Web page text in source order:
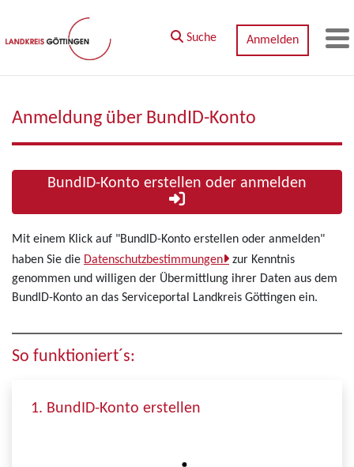
Zum Hauptinhalt springen
Suche
Anmelden
Anmeldung über BundID-Konto
Mit einem Klick auf "BundID-Konto erstellen oder anmelden"
haben Sie die Datenschutzbestimmungen
zur Kenntnis
genommen und willigen der Übermittlung ihrer Daten aus dem
BundID-Konto an das Serviceportal Landkreis Göttingen ein.
So funktioniert´s:
1. BundID-Konto erstellen